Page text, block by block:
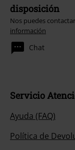
disposición
Nos puedes
información
Chat
Servicio
Ayuda (FAQ)
Política de